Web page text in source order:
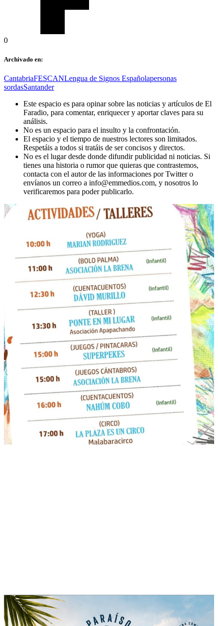
0
Archivado en:
CantabriaFESCANLengua de Signos Españolapersonas
sordasSantander
Este espacio es para opinar sobre las noticias y artículos de El
Faradio, para comentar, enriquecer y aportar claves para su
análisis.
No es un espacio para el insulto y la confrontación.
El espacio y el tiempo de nuestros lectores son limitados.
Respetáis a todos si tratáis de ser concisos y directos.
No es el lugar desde donde difundir publicidad ni noticias. Si
tienes una historia o rumor que quieras que contrastemos,
contacta con el autor de las informaciones por Twitter o
envíanos un correo a info@emmedios.com, y nosotros lo
verificaremos para poder publicarlo.